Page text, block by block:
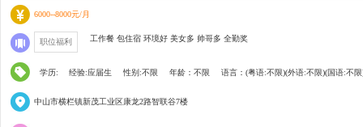
6000--8000元/月
职位福利 工作餐 包住宿 环境好 美女多 帅哥多 全勤奖
学历: 经验:应届生 性别:不限 年龄：不限 语言：(粤语:不限)(外语:不限)(国语:不
中山市横栏镇新茂工业区康龙2路智联谷7楼